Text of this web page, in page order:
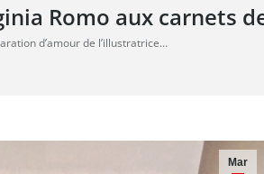
Romo aux carnets
d’amour de l’illustratrice…
Mar